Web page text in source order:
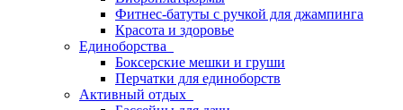
Фитнес-батуты с ручкой для джампинга
Красота и здоровье
Единоборства
Боксерские мешки и груши
Перчатки для единоборств
Активный отдых